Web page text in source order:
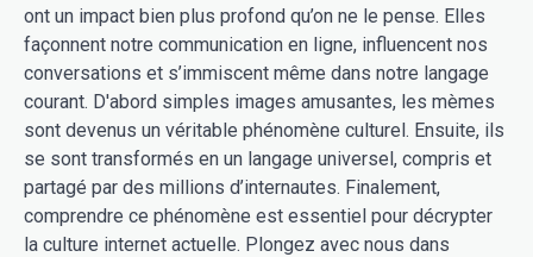
ont un impact bien plus profond qu’on ne le pense. Elles
façonnent notre communication en ligne, influencent nos
conversations et s’immiscent même dans notre langage
courant. D'abord simples images amusantes, les mèmes
sont devenus un véritable phénomène culturel. Ensuite, ils
se sont transformés en un langage universel, compris et
partagé par des millions d’internautes. Finalement,
comprendre ce phénomène est essentiel pour décrypter
la culture internet actuelle. Plongez avec nous dans